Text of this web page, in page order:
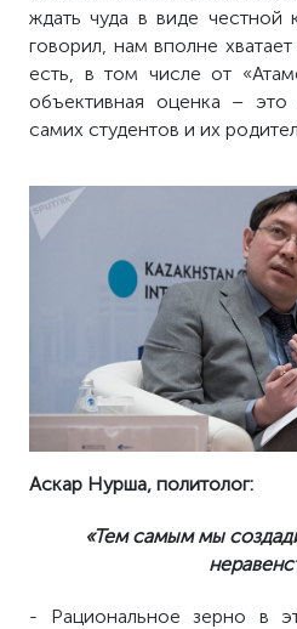
ждать чуда в виде честной
говорил, нам вполне
есть, в том числе от
объективная оценка – это
самих студентов и их
Аскар Нурша, политолог:
«Тем самым мы
- Рациональное зерно в